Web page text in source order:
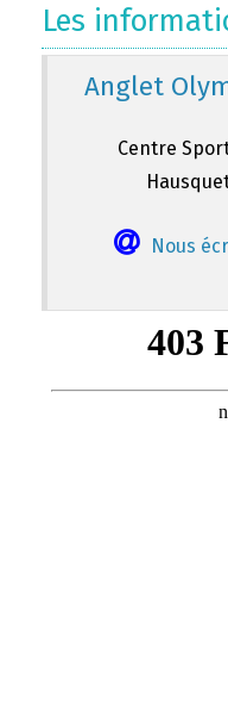
Les
Anglet
Centre
Nous